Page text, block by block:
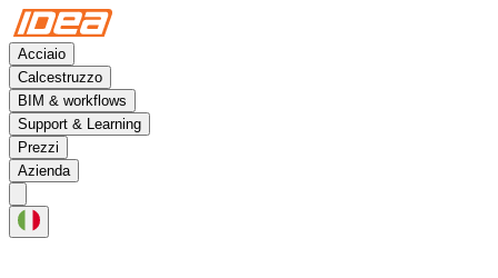
Acciaio
Calcestruzzo
BIM & workflows
Support & Learning
Prezzi
Azienda